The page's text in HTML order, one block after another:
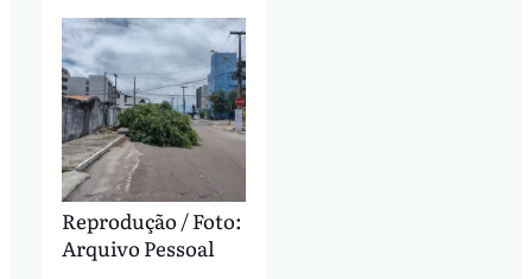
Reprodução / Foto:
Arquivo Pessoal